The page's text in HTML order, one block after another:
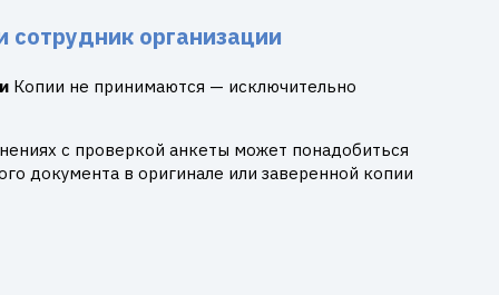
организации
Копии не принимаются — исключительно
с проверкой анкеты может понадобиться
документа в оригинале или заверенной копии